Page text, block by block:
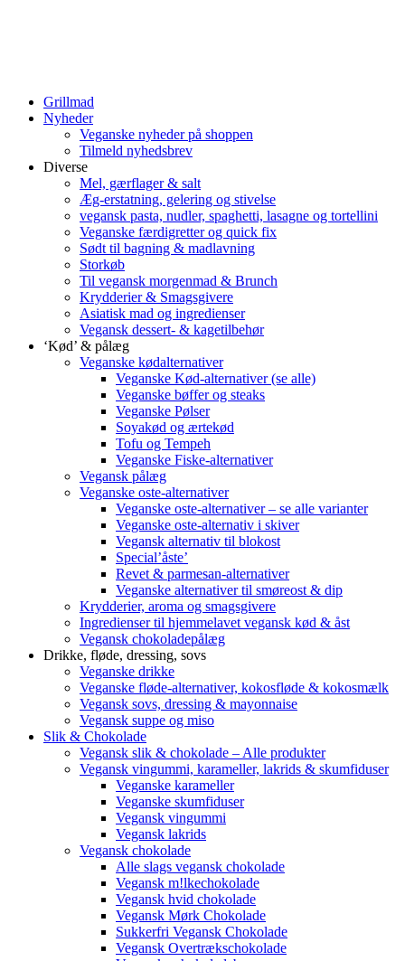
Grillmad
Nyheder
Veganske nyheder på shoppen
Tilmeld nyhedsbrev
Diverse
Mel, gærflager & salt
Æg-erstatning, gelering og stivelse
vegansk pasta, nudler, spaghetti, lasagne og tortellini
Veganske færdigretter og quick fix
Sødt til bagning & madlavning
Storkøb
Til vegansk morgenmad & Brunch
Krydderier & Smagsgivere
Asiatisk mad og ingredienser
Vegansk dessert- & kagetilbehør
‘Kød’ & pålæg
Veganske kødalternativer
Veganske Kød-alternativer (se alle)
Veganske bøffer og steaks
Veganske Pølser
Soyakød og ærtekød
Tofu og Tempeh
Veganske Fiske-alternativer
Vegansk pålæg
Veganske oste-alternativer
Veganske oste-alternativer – se alle varianter
Veganske oste-alternativ i skiver
Vegansk alternativ til blokost
Special’åste’
Revet & parmesan-alternativer
Veganske alternativer til smøreost & dip
Krydderier, aroma og smagsgivere
Ingredienser til hjemmelavet vegansk kød & åst
Vegansk chokoladepålæg
Drikke, fløde, dressing, sovs
Veganske drikke
Veganske fløde-alternativer, kokosfløde & kokosmælk
Vegansk sovs, dressing & mayonnaise
Vegansk suppe og miso
Slik & Chokolade
Vegansk slik & chokolade – Alle produkter
Vegansk vingummi, karameller, lakrids & skumfiduser
Veganske karameller
Veganske skumfiduser
Vegansk vingummi
Vegansk lakrids
Vegansk chokolade
Alle slags vegansk chokolade
Vegansk m!lkechokolade
Vegansk hvid chokolade
Vegansk Mørk Chokolade
Sukkerfri Vegansk Chokolade
Vegansk Overtrækschokolade